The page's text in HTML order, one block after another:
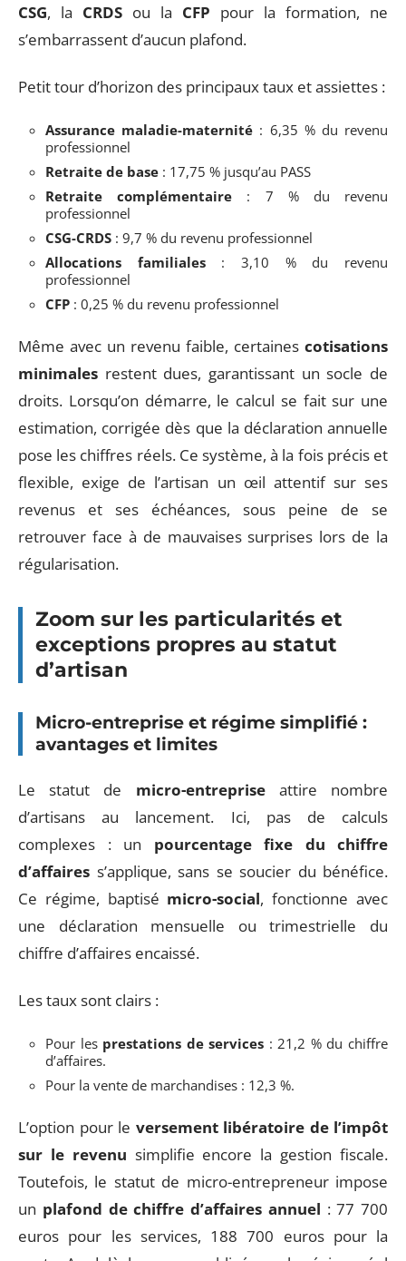
CSG, la CRDS ou la CFP pour la formation, ne
s’embarrassent d’aucun plafond.
Petit tour d’horizon des principaux taux et assiettes :
Assurance maladie-maternité : 6,35 % du revenu
professionnel
Retraite de base : 17,75 % jusqu’au PASS
Retraite complémentaire : 7 % du revenu
professionnel
CSG-CRDS : 9,7 % du revenu professionnel
Allocations familiales: 3,10 % du revenu
professionnel
CFP : 0,25 % du revenu professionnel
Même avec un revenu faible, certaines cotisations
minimales restent dues, garantissant un socle de
droits. Lorsqu’on démarre, le calcul se fait sur une
estimation, corrigée dès que la déclaration annuelle
pose les chiffres réels. Ce système, à la fois précis et
flexible, exige de l’artisan un œil attentif sur ses
revenus et ses échéances, sous peine de se
retrouver face à de mauvaises surprises lors de la
régularisation.
Zoom sur les particularités et
exceptions propres au statut
d’artisan
Micro-entreprise et régime simplifié :
avantages et limites
Le statut de micro-entrepriseattire nombre
d’artisans au lancement. Ici, pas de calculs
complexes : un pourcentage fixe du chiffre
d’affaires s’applique, sans se soucier du bénéfice.
Ce régime, baptisé micro-social, fonctionne avec
une déclaration mensuelle ou trimestrielle du
chiffre d’affaires encaissé.
Les taux sont clairs :
Pour les prestations de services : 21,2 % du chiffre
d’affaires.
Pour la vente de marchandises : 12,3 %.
L’option pour le versement libératoire de l’impôt
sur le revenu simplifie encore la gestion fiscale.
Toutefois, le statut de micro-entrepreneur impose
un plafond de chiffre d’affaires annuel : 77 700
euros pour les services, 188 700 euros pour la